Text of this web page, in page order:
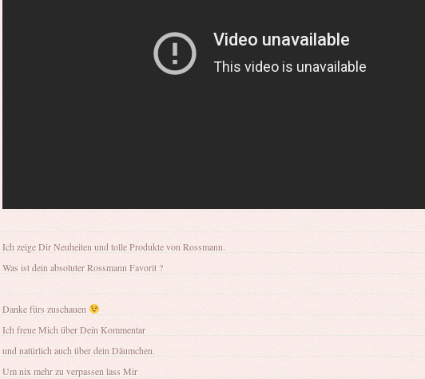
Ich zeige Dir Neuheiten und tolle Produkte von Rossmann.
Was ist dein absoluter Rossmann Favorit ?
Danke fürs zuschauen
Ich freue Mich über Dein Kommentar
und natürlich auch über dein Däumchen.
Um nix mehr zu verpassen lass Mir